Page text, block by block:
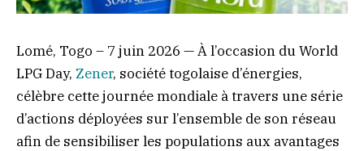
Lomé, Togo – 7 juin 2026 — À l’occasion du World
LPG Day, Zener, société togolaise d’énergies,
célèbre cette journée mondiale à travers une série
d’actions déployées sur l’ensemble de son réseau
afin de sensibiliser les populations aux avantages